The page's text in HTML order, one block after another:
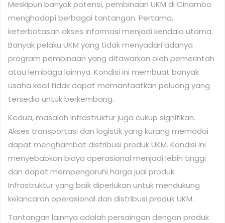
Meskipun banyak potensi, pembinaan UKM di Cinambo
menghadapi berbagai tantangan. Pertama,
keterbatasan akses informasi menjadi kendala utama.
Banyak pelaku UKM yang tidak menyadari adanya
program pembinaan yang ditawarkan oleh pemerintah
atau lembaga lainnya. Kondisi ini membuat banyak
usaha kecil tidak dapat memanfaatkan peluang yang
tersedia untuk berkembang.
Kedua, masalah infrastruktur juga cukup signifikan.
Akses transportasi dan logistik yang kurang memadai
dapat menghambat distribusi produk UKM. Kondisi ini
menyebabkan biaya operasional menjadi lebih tinggi
dan dapat mempengaruhi harga jual produk.
Infrastruktur yang baik diperlukan untuk mendukung
kelancaran operasional dan distribusi produk UKM.
Tantangan lainnya adalah persaingan dengan produk